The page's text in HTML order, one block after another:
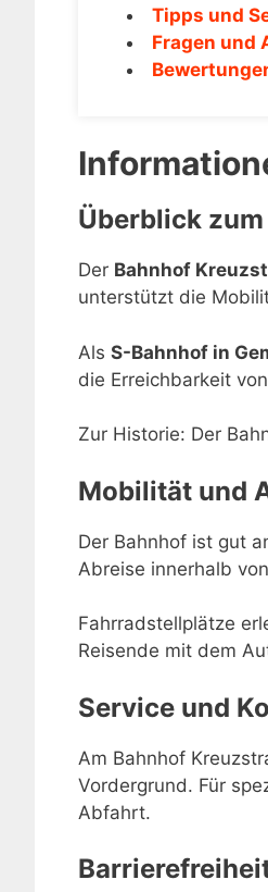
Tipps und
Fragen und
Überblick
Der Bahnhof
unterstützt die
Als S-Bahnhof in
die Erreichbarkeit
Zur Historie: Der
Mobilität und
Der Bahnhof ist gut
Abreise innerhalb
Fahrradstellplätze
Reisende mit dem
Service und
Am Bahnhof
Vordergrund. Für
Abfahrt.